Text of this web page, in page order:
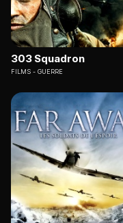
303 Squadron
FILMS GUERRE